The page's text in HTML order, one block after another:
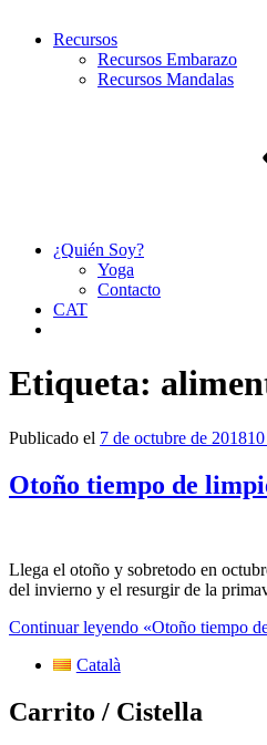
Recursos
Recursos Embarazo
Recursos Mandalas
¿Quién Soy?
Yoga
Contacto
CAT
Etiqueta:
Publicado el 7 de octubre de 2018
Otoño tiempo de
Llega el otoño y sobretodo en
del invierno y el resurgir de la
Continuar leyendo «Otoño tiempo
Català
Carrito / Cistella